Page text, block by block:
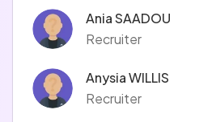
Ania SAADOU
Recruiter
Anysia WILLIS
Recruiter